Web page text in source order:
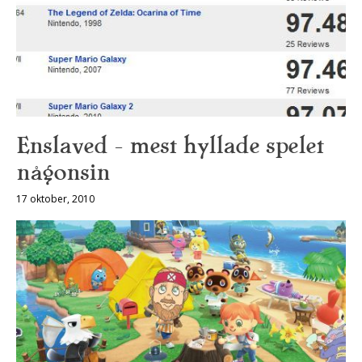
Enslaved — mest hyllade spelet
någonsin
17 oktober, 2010